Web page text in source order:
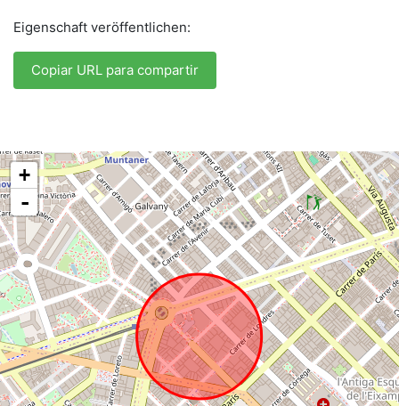
Eigenschaft veröffentlichen:
Copiar URL para compartir
+
-